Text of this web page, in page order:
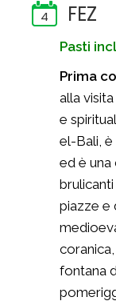
4 FEZ
Pasti
Prima
alla
e
el-Bali, è
ed è
piazze e
fontana